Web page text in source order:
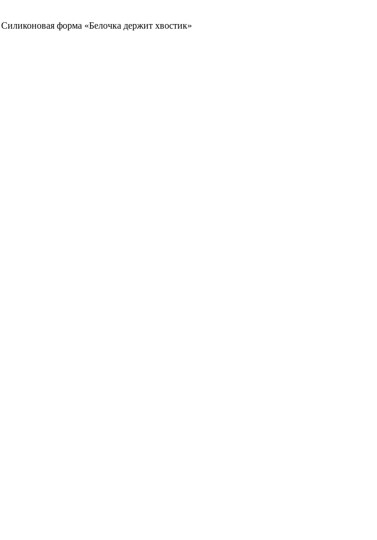
Силиконовая форма «Белочка держит хвостик»